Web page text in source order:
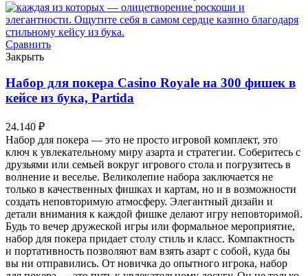
Сравнить
Закрыть
Набор для покера Casino Royale на 300 фишек в
кейсе из бука, Partida
24.140 ₽
Набор для покера — это не просто игровой комплект, это
ключ к увлекательному миру азарта и стратегии. Соберитесь с
друзьями или семьей вокруг игрового стола и погрузитесь в
волнение и веселье. Великолепие набора заключается не
только в качественных фишках и картам, но и в возможности
создать неповторимую атмосферу. Элегантный дизайн и
детали внимания к каждой фишке делают игру неповторимой.
Будь то вечер дружеской игры или формальное мероприятие,
набор для покера придает столу стиль и класс. Компактность
и портативность позволяют вам взять азарт с собой, куда бы
вы ни отправились. От новичка до опытного игрока, набор